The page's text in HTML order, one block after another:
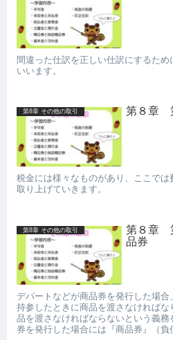
間違った仕訳を正しい仕訳にするため
いいます。
第8章 その他の取引 第８章
税金には様々なものがあり、ここで
取り上げていきます。
第8章 その他の取引
第８章
品券
デパートなどが商品券を発行した場
持参したときに商品を渡さなければ
品を渡さなければならないという義
券を発行した場合には『商品券』（負